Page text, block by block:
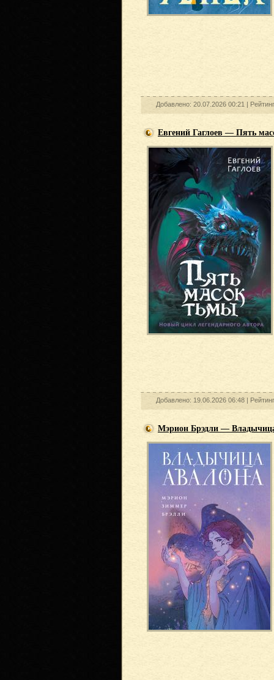
Добавлено: 20.07.2026 00:21 |
Евгений Гаглоев — Пять
Добавлено: 19.06.2026 06:48 |
Мэрион Брэдли —